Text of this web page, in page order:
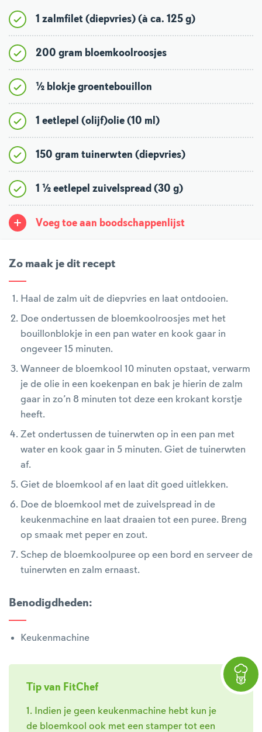
1 zalmfilet (diepvries) (à ca. 125 g)
200 gram bloemkoolroosjes
½ blokje groentebouillon
1 eetlepel (olijf)olie (10 ml)
150 gram tuinerwten (diepvries)
1 ½ eetlepel zuivelspread (30 g)
Voeg toe aan boodschappenlijst
Zo maak je dit recept
Haal de zalm uit de diepvries en laat ontdooien.
Doe ondertussen de bloemkoolroosjes met het
bouillonblokje in een pan water en kook gaar in
ongeveer 15 minuten.
Wanneer de bloemkool 10 minuten opstaat, verwarm
je de olie in een koekenpan en bak je hierin de zalm
gaar in zo’n 8 minuten tot deze een krokant korstje
heeft.
Zet ondertussen de tuinerwten op in een pan met
water en kook gaar in 5 minuten. Giet de tuinerwten
af.
Giet de bloemkool af en laat dit goed uitlekken.
Doe de bloemkool met de zuivelspread in de
keukenmachine en laat draaien tot een puree. Breng
op smaak met peper en zout.
Schep de bloemkoolpuree op een bord en serveer de
tuinerwten en zalm ernaast.
Benodigdheden:
Keukenmachine
Tip van FitChef
1. Indien je geen keukenmachine hebt kun je
de bloemkool ook met een stamper tot een